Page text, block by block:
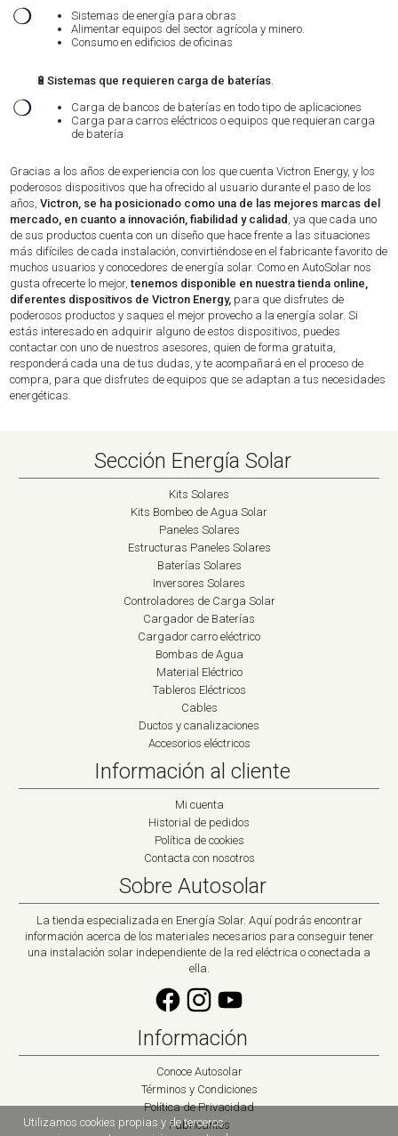
❍
Sistemas de energía para obras
Alimentar equipos del sector agrícola y minero.
Consumo en edificios de oficinas
❍
🔋Sistemas que requieren carga de baterías.
Carga de bancos de baterías en todo tipo de aplicaciones
Carga para carros eléctricos o equipos que requieran carga
de batería
Gracias a los años de experiencia con los que cuenta Victron Energy, y los
poderosos dispositivos que ha ofrecido al usuario durante el paso de los
años,Victron, se ha posicionado como una de las mejores marcas del
mercado, en cuanto a innovación, fiabilidad y calidad , ya que cada uno
de sus productos cuenta con un diseño que hace frente a las situaciones
más difíciles de cada instalación, convirtiéndose en el fabricante favorito de
muchos usuarios y conocedores de energía solar. Como en AutoSolar nos
gusta ofrecerte lo mejor, tenemos disponible en nuestra tienda online,
diferentes dispositivos de Victron Energy, para que disfrutes de
poderosos productos y saques el mejor provecho a la energía solar. Si
estás interesado en adquirir alguno de estos dispositivos, puedes
contactar con uno de nuestros asesores, quien de forma gratuita,
responderá cada una de tus dudas, y te acompañará en el proceso de
compra, para que disfrutes de equipos que se adaptan a tus necesidades
energéticas.
Sección Energía Solar
Kits Solares
Kits Bombeo de Agua Solar
Paneles Solares
Estructuras Paneles Solares
Baterías Solares
Inversores Solares
Controladores de Carga Solar
Cargador de Baterías
Cargador carro eléctrico
Bombas de Agua
Material Eléctrico
Tableros Eléctricos
Cables
Ductos y canalizaciones
Accesorios eléctricos
Información al cliente
Mi cuenta
Historial de pedidos
Política de cookies
Contacta con nosotros
Sobre Autosolar
La tienda especializada en Energía Solar. Aquí podrás encontrar
información acerca de los materiales necesarios para conseguir tener
una instalación solar independiente de la red eléctrica o conectada a
ella.
Información
Conoce Autosolar
Términos y Condiciones
Política de Privacidad
Fabricantes
Utilizamos cookies propias y de terceros